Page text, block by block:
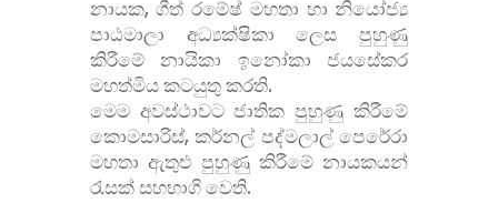
නායක, ගීත් රමේෂ් මහතා හා නියෝජ්
පාඨමාලා අධ්යක්ෂිකා ලෙස පුහුණු
කිරීමේ නායිකා ඉනෝකා ජයසේකර
මහත්මිය කටයුතු කරති.
මෙම අවස්ථාවට ජාතික පුහුණු කිරීමේ
කොමසාරිස්, කර්නල් පද්මලාල් පෙරේරා
මහතා ඇතුළු පුහුණු කිරීමේ නායකයන්
රැසක් සහභාගි වෙති.